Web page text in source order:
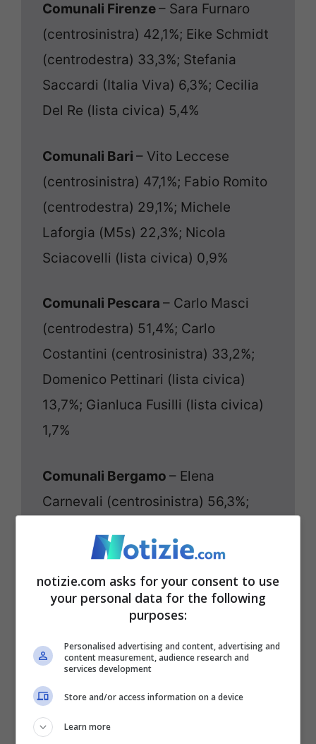
Comunali Firenze– Sara Furnaro
(centrosinistra) 42,1%; Eike Schmidt
(centrodestra) 33,3%; Stefania
Saccardi (Italia Viva) 6,3%; Cecilia
Del Re (lista civica) 5,4%
Comunali Bari – Vito Leccese
(centrosinistra) 47,1%; Fabio Romito
(centrodestra) 29,1%; Michele
Laforgia (M5s) 22,3%; Nicola
Sciacovelli (lista civica) 0,9%
Comunali Pescara – Carlo Masci
(centrodestra) 51,4%; Carlo
Costantini (centrosinistra) 33,2%;
Domenico Pettinari (lista civica)
13,7%; Gianluca Fusilli (lista civica)
1,7%
Comunali Bergamo – Elena
Carnevali (centrosinistra) 56,3%;
40,3%; Vittorio Apicella (M5s) 3,4%
Comunali Cagliari– Massimo Zedda
(centrosinistra) 59,8%; Alessandra
Zedda (centrodestra) 34,6%;
Giuseppe Farris (lista civica) 2,6%;
Claudia Ortu (lista civica) 1,6%
notizie.com asks for your consent to use
your personal data for the following
purposes:
Personalised advertising and content, advertising and
content measurement, audience research and
services development
Store and/or access information on a device
Learn more